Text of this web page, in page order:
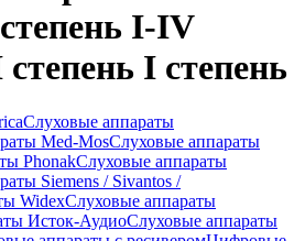
I-IV
I степень
Слуховые аппараты
Med-MosСлуховые аппараты
PhonakСлуховые аппараты
Siemens / Sivantos /
WidexСлуховые аппараты
Исток-АудиоСлуховые аппараты